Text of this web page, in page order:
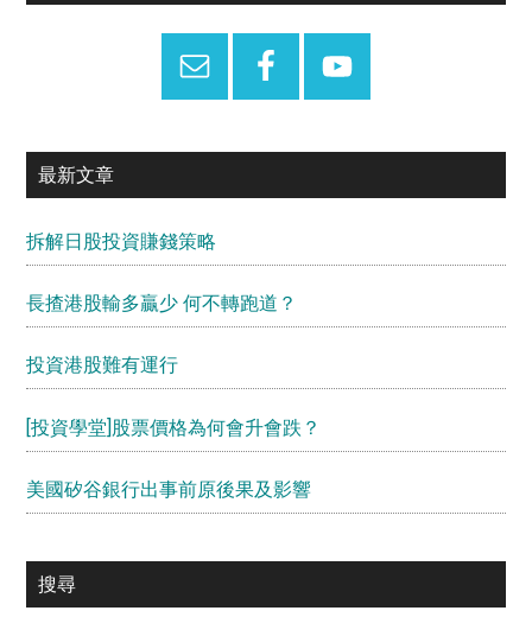
最新文章
拆解日股投資賺錢策略
長揸港股輸多贏少 何不轉跑道？
投資港股難有運行
[投資學堂]股票價格為何會升會跌？
美國矽谷銀行出事前原後果及影響
搜尋